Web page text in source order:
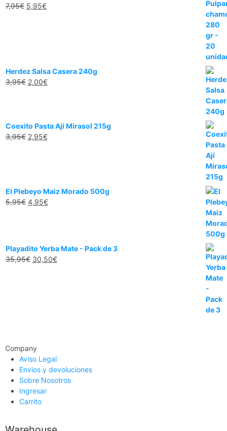
7,95€ 5,95€
Herdez Salsa Casera 240g
3,95€ 2,00€
Coexito Pasta Ají Mirasol 215g
3,95€ 2,95€
El Plebeyo Maiz Morado 500g
5,95€ 4,95€
Playadito Yerba Mate - Pack de 3
35,95€ 30,50€
Company
Aviso Legal
Envios y devoluciones
Sobre Nosotros
Ingresar
Carrito